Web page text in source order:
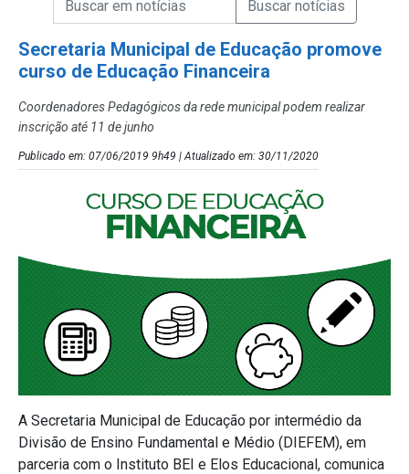
Secretaria Municipal de Educação promove
curso de Educação Financeira
Coordenadores Pedagógicos da rede municipal podem realizar
inscrição até 11 de junho
Publicado em: 07/06/2019 9h49 | Atualizado em: 30/11/2020
A Secretaria Municipal de Educação por intermédio da
Divisão de Ensino Fundamental e Médio (DIEFEM), em
parceria com o Instituto BEI e Elos Educacional, comunica